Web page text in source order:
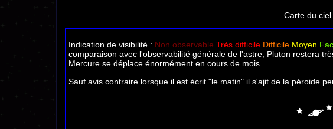
Carte du
Indication de visibilité : Non observable Très difficile Difficile Moyen
comparaison avec l'observabilité générale de l'astre, Pluton restera
Mercure se déplace énormément en cours de mois.
Sauf avis contraire lorsque il est écrit "le matin" il s'ajit de la péroide